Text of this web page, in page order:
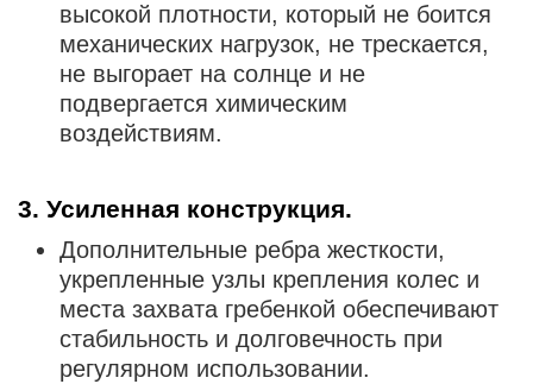
высокой плотности, который не боится
механических нагрузок, не трескается,
не выгорает на солнце и не
подвергается химическим
воздействиям.
3. Усиленная конструкция.
Дополнительные ребра жесткости,
укрепленные узлы крепления колес и
места захвата гребенкой обеспечивают
стабильность и долговечность при
регулярном использовании.